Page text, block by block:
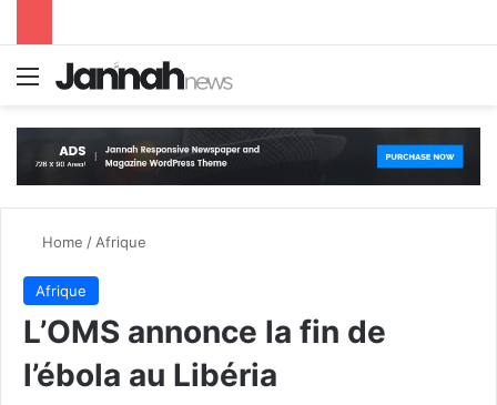
Menu
Home / Afrique
Afrique
L’OMS annonce la fin de
l’ébola au Libéria